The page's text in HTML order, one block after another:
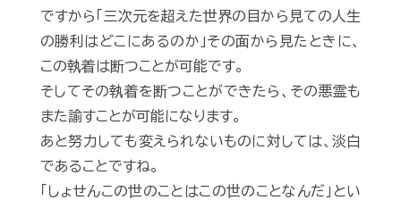
ですから「三次元を超えた世界の目から見ての人生
の勝利はどこにあるのか」その面から見たときに、
この執着は断つことが可能です。
そしてその執着を断つことができたら、その悪霊も
また諭すことが可能になります。
あと努力しても変えられないものに対しては、淡白
であることですね。
「しょせんこの世のことはこの世のことなんだ」とい